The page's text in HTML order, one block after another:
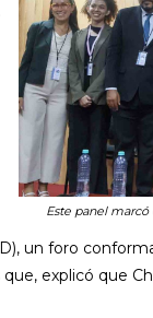
Este panel
un foro
explicó que